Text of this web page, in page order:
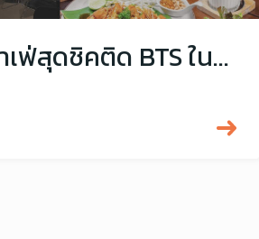
แนะนำ! 10 คาเฟ่สุดชิคติด BTS ในกรุงเทพที่ไม่ควรพลาด!